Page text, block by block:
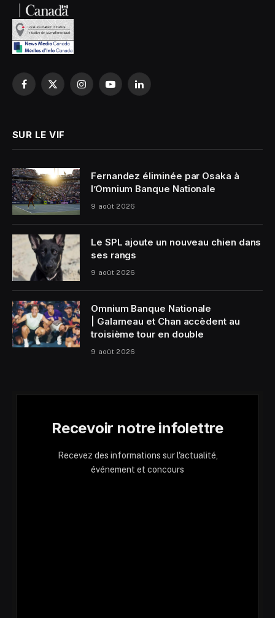
Facebook
X
InstagramYouTubeLinkedIn
SUR LE VIF
Fernandez éliminée par Osaka à
l’Omnium Banque Nationale
9 août 2026
Le SPL ajoute un nouveau chien dans
ses rangs
9 août 2026
Omnium Banque Nationale
| Galarneau et Chan accèdent au
troisième tour en double
9 août 2026
Recevoir notre infolettre
Recevez des informations sur l'actualité,
événement et concours